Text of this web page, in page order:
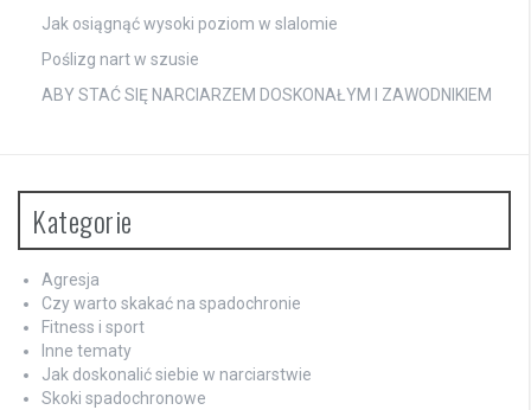
Jak osiągnąć wysoki poziom w slalomie
Poślizg nart w szusie
ABY STAĆ SIĘ NARCIARZEM DOSKONAŁYM I ZAWODNIKIEM
Kategorie
Agresja
Czy warto skakać na spadochronie
Fitness i sport
Inne tematy
Jak doskonalić siebie w narciarstwie
Skoki spadochronowe